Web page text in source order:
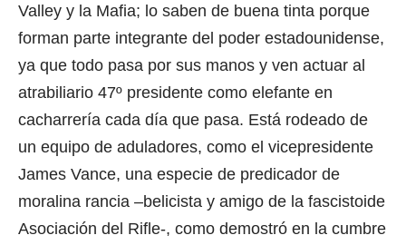
Valley y la Mafia; lo saben de buena tinta porque
forman parte integrante del poder estadounidense,
ya que todo pasa por sus manos y ven actuar al
atrabiliario 47º presidente como elefante en
cacharrería cada día que pasa. Está rodeado de
un equipo de aduladores, como el vicepresidente
James Vance, una especie de predicador de
moralina rancia –belicista y amigo de la fascistoide
Asociación del Rifle-, como demostró en la cumbre